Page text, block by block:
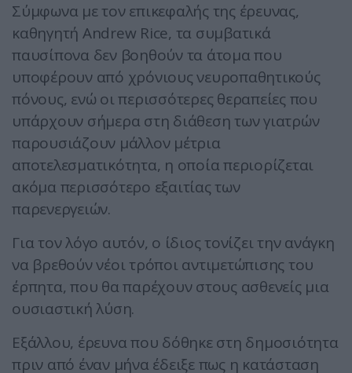
Σύμφωνα με τον επικεφαλής της έρευνας,
καθηγητή Andrew Rice, τα συμβατικά
παυσίπονα δεν βοηθούν τα άτομα που
υποφέρουν από χρόνιους νευροπαθητικούς
πόνους, ενώ οι περισσότερες θεραπείες που
υπάρχουν σήμερα στη διάθεση των γιατρών
παρουσιάζουν μάλλον μέτρια
αποτελεσματικότητα, η οποία περιορίζεται
ακόμα περισσότερο εξαιτίας των
παρενεργειών.
Για τον λόγο αυτόν, ο ίδιος τονίζει την ανάγκη
να βρεθούν νέοι τρόποι αντιμετώπισης του
έρπητα, που θα παρέχουν στους ασθενείς μια
ουσιαστική λύση.
Εξάλλου, έρευνα που δόθηκε στη δημοσιότητα
πριν από έναν μήνα έδειξε πως η κατάσταση